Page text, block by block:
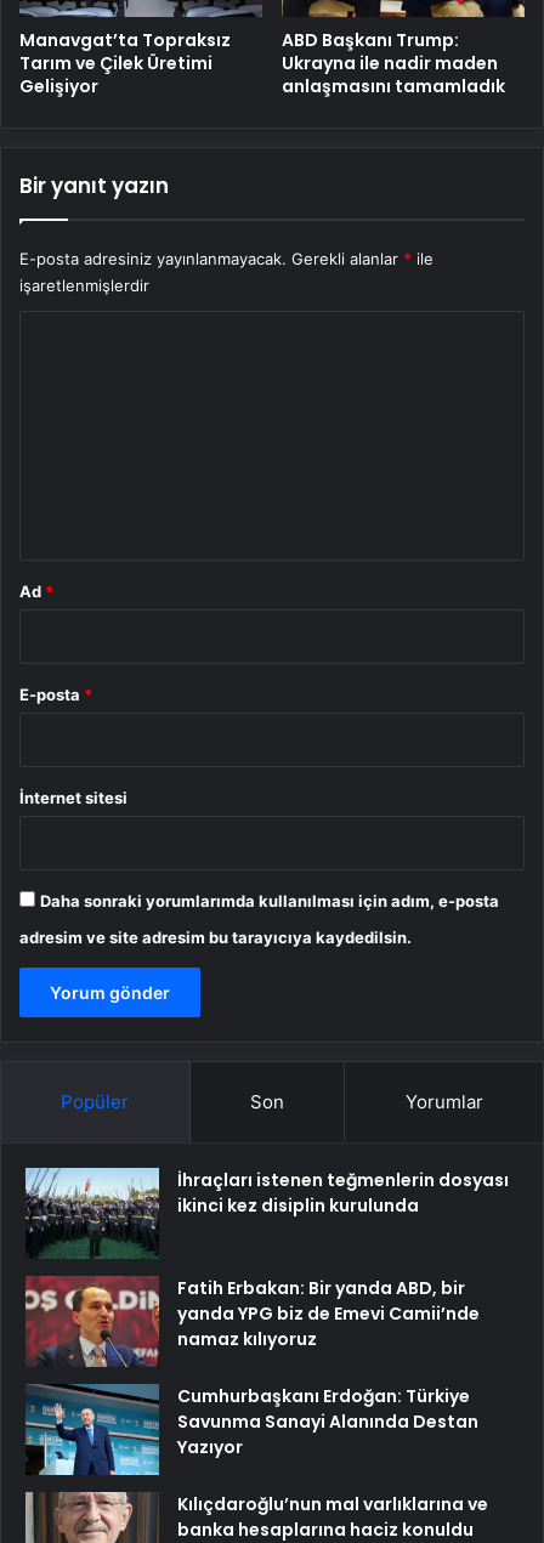
Manavgat’ta Topraksız
Tarım ve Çilek Üretimi
Gelişiyor
ABD Başkanı Trump:
Ukrayna ile nadir maden
anlaşmasını tamamladık
Bir yanıt yazın
E-posta adresiniz yayınlanmayacak. Gerekli alanlar * ile
işaretlenmişlerdir
Ad *
E-posta *
İnternet sitesi
Daha sonraki yorumlarımda kullanılması için adım, e-posta
adresim ve site adresim bu tarayıcıya kaydedilsin.
Popüler Son Yorumlar
İhraçları istenen teğmenlerin dosyası
ikinci kez disiplin kurulunda
Fatih Erbakan: Bir yanda ABD, bir
yanda YPG biz de Emevi Camii’nde
namaz kılıyoruz
Cumhurbaşkanı Erdoğan: Türkiye
Savunma Sanayi Alanında Destan
Yazıyor
Kılıçdaroğlu’nun mal varlıklarına ve
banka hesaplarına haciz konuldu